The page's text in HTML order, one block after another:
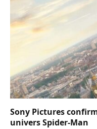
Sony Pictures
univers Spider-Man